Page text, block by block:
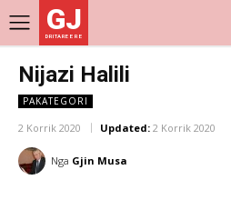
GJ
DRITARE E RE
Nijazi Halili
PAKATEGORI
2 Korrik 2020 Updated: 2 Korrik 2020
Nga Gjin Musa